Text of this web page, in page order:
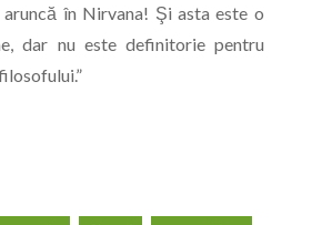
în Nirvana! Şi asta este o
dar nu este definitorie pentru